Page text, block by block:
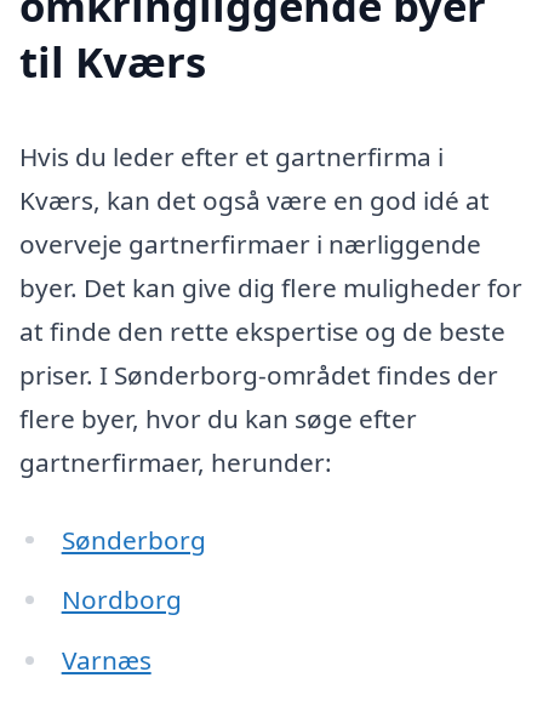
til Kværs
Hvis du leder efter et gartnerfirma i
Kværs, kan det også være en god idé at
overveje gartnerfirmaer i nærliggende
byer. Det kan give dig flere muligheder for
at finde den rette ekspertise og de beste
priser. I Sønderborg-området findes der
flere byer, hvor du kan søge efter
gartnerfirmaer, herunder:
Sønderborg
Nordborg
Varnæs